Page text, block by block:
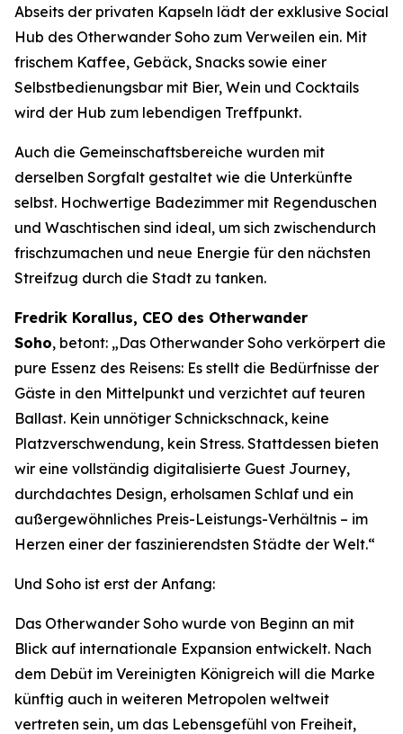
Abseits der privaten Kapseln lädt der exklusive Social
Hub des Otherwander Soho zum Verweilen ein. Mit
frischem Kaffee, Gebäck, Snacks sowie einer
Selbstbedienungsbar mit Bier, Wein und Cocktails
wird der Hub zum lebendigen Treffpunkt.
Auch die Gemeinschaftsbereiche wurden mit
derselben Sorgfalt gestaltet wie die Unterkünfte
selbst. Hochwertige Badezimmer mit Regenduschen
und Waschtischen sind ideal, um sich zwischendurch
frischzumachen und neue Energie für den nächsten
Streifzug durch die Stadt zu tanken.
Fredrik Korallus, CEO des Otherwander
Soho, betont: „Das Otherwander Soho verkörpert die
pure Essenz des Reisens: Es stellt die Bedürfnisse der
Gäste in den Mittelpunkt und verzichtet auf teuren
Ballast. Kein unnötiger Schnickschnack, keine
Platzverschwendung, kein Stress. Stattdessen bieten
wir eine vollständig digitalisierte Guest Journey,
durchdachtes Design, erholsamen Schlaf und ein
außergewöhnliches Preis-Leistungs-Verhältnis – im
Herzen einer der faszinierendsten Städte der Welt.“
Und Soho ist erst der Anfang:
Das Otherwander Soho wurde von Beginn an mit
Blick auf internationale Expansion entwickelt. Nach
dem Debüt im Vereinigten Königreich will die Marke
künftig auch in weiteren Metropolen weltweit
vertreten sein, um das Lebensgefühl von Freiheit,